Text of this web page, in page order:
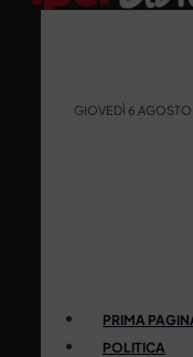
GIOVEDÌ 6
PRIMA
POLITICA